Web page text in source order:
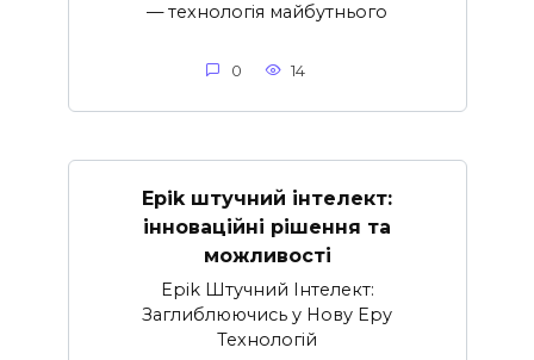
— технологія майбутнього
0 14
Epik штучний інтелект:
інноваційні рішення та
можливості
Epik Штучний Інтелект:
Заглиблюючись у Нову Еру
Технологій